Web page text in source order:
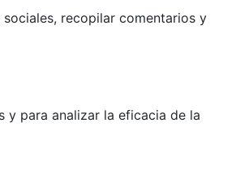
recopilar comentarios y
y para analizar la eficacia de la